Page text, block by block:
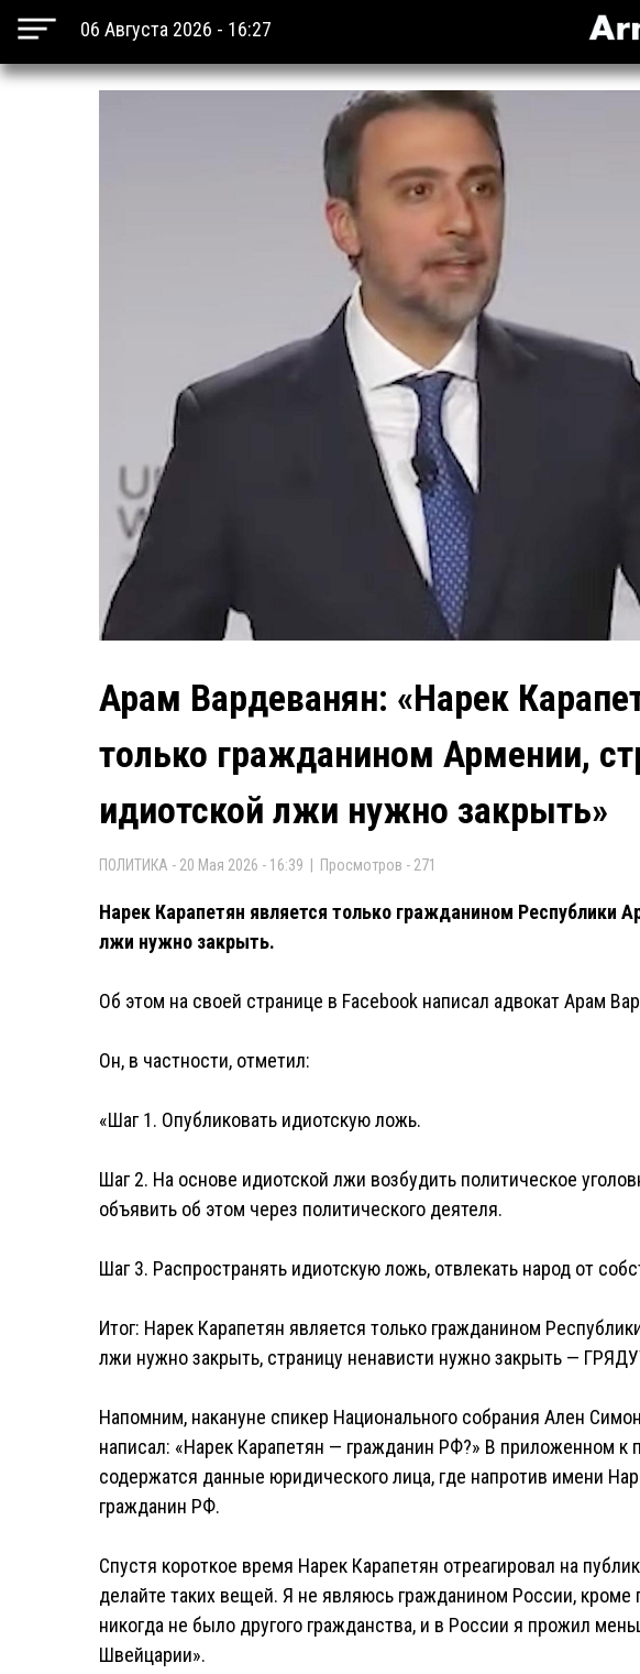
06 Августа 2026 - 16:27
Арам Вардеванян: «Нарек
только гражданином Армении,
идиотской лжи нужно закрыть»
ПОЛИТИКА - 20 Мая 2026 - 16:39 | Просмотров - 271
Нарек Карапетян является только гражданином Республики
лжи нужно закрыть.
Об этом на своей странице в Facebook написал адвокат Арам
Он, в частности, отметил:
«Шаг 1. Опубликовать идиотскую ложь.
Шаг 2. На основе идиотской лжи возбудить политическое
объявить об этом через политического деятеля.
Шаг 3. Распространять идиотскую ложь, отвлекать народ от
Итог: Нарек Карапетян является только гражданином
лжи нужно закрыть, страницу ненависти нужно закрыть —
Напомним, накануне спикер Национального собрания Ален
написал: «Нарек Карапетян — гражданин РФ?» В приложенном к
содержатся данные юридического лица, где напротив имени
гражданин РФ.
Спустя короткое время Нарек Карапетян отреагировал на
делайте таких вещей. Я не являюсь гражданином России,
никогда не было другого гражданства, и в России я прожил
Швейцарии».